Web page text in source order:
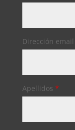
Dirección email
Apellidos *